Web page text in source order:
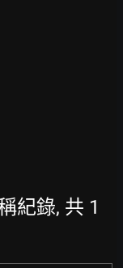
紀錄, 共 1